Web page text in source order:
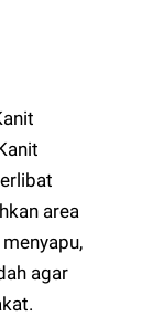
area
agar